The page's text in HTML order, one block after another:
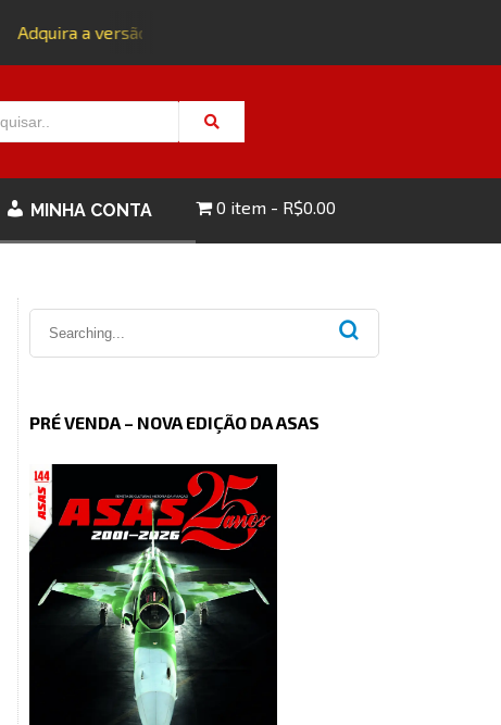
Adquira a versão impressa da edição 143 com FRETE GRÁTIS -
MINHA CONTA 0 item R$0.00
PRÉ VENDA – NOVA EDIÇÃO DA ASAS